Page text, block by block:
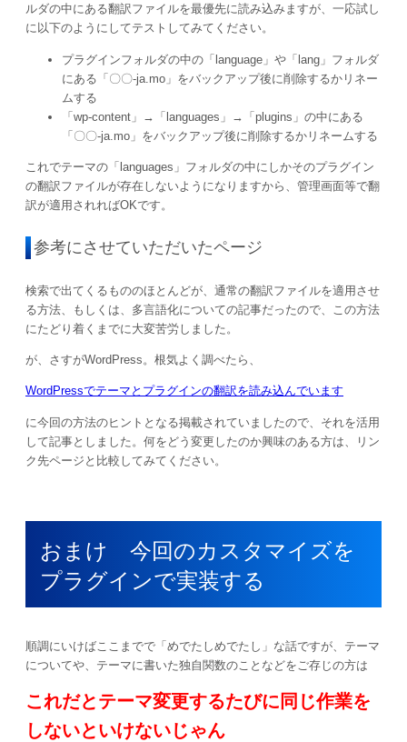
ルダの中にある翻訳ファイルを最優先に読み込みますが、一応試し
に以下のようにしてテストしてみてください。
プラグインフォルダの中の「language」や「lang」フォルダ
にある「〇〇-ja.mo」をバックアップ後に削除するかリネー
ムする
「wp-content」→「languages」→「plugins」の中にある
「〇〇-ja.mo」をバックアップ後に削除するかリネームする
これでテーマの「languages」フォルダの中にしかそのプラグイン
の翻訳ファイルが存在しないようになりますから、管理画面等で翻
訳が適用されればOKです。
参考にさせていただいたページ
検索で出てくるもののほとんどが、通常の翻訳ファイルを適用させ
る方法、もしくは、多言語化についての記事だったので、この方法
にたどり着くまでに大変苦労しました。
が、さすがWordPress。根気よく調べたら、
WordPressでテーマとプラグインの翻訳を読み込んでいます
に今回の方法のヒントとなる掲載されていましたので、それを活用
して記事としました。何をどう変更したのか興味のある方は、リン
ク先ページと比較してみてください。
おまけ 今回のカスタマイズを
プラグインで実装する
順調にいけばここまでで「めでたしめでたし」な話ですが、テーマ
についてや、テーマに書いた独自関数のことなどをご存じの方は
これだとテーマ変更するたびに同じ作業を
しないといけないじゃん